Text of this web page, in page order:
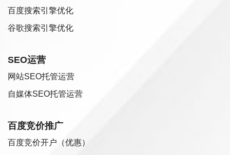
百度搜索引擎优化
谷歌搜索引擎优化
SEO运营
网站SEO托管运营
自媒体SEO托管运营
百度竞价推广
百度竞价开户（优惠）